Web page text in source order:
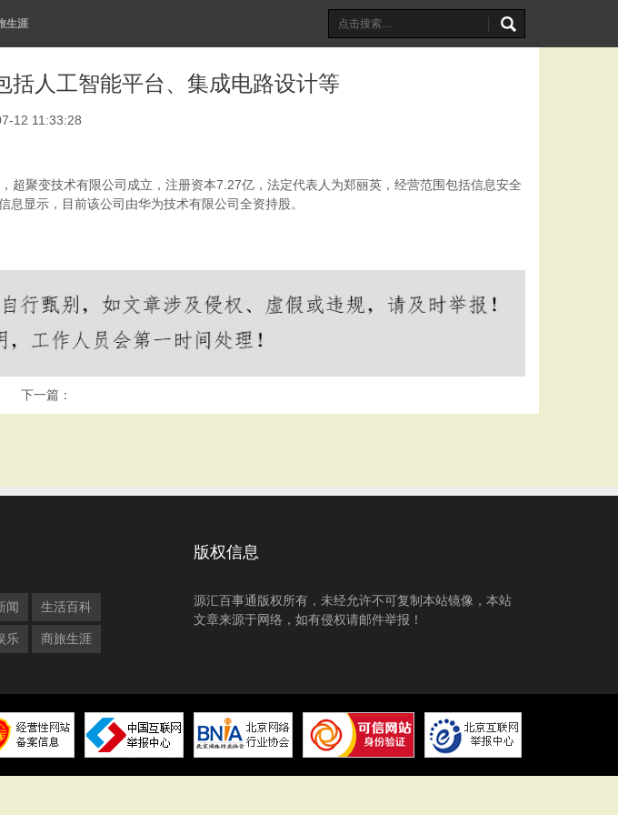
生涯
括人工智能平台、集成电路设计等
12 11:33:28
超聚变技术有限公司成立，注册资本7.27亿，法定代表人为郑丽英，经营范围包括信息安全
显示，目前该公司由华为技术有限公司全资持股。
下一篇：
闻 生活百科
乐 商旅生涯
版权信息
源汇百事通版权所有，未经允许不可复制本站镜像，本站
文章来源于网络，如有侵权请邮件举报！